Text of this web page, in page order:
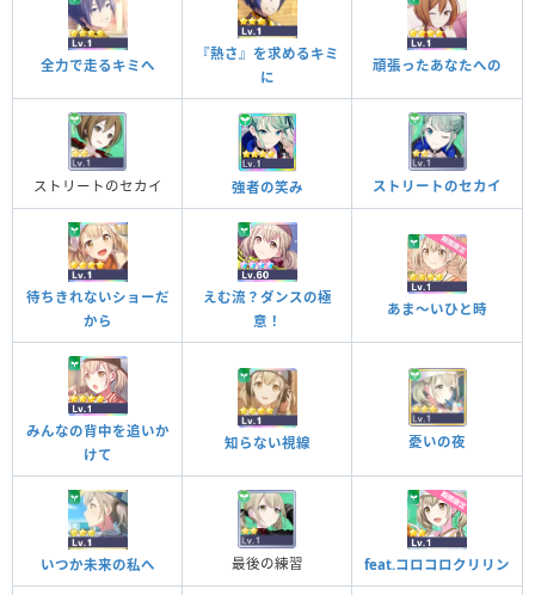
全力で走るキミへ
『熱さ』を求めるキミ
に
頑張ったあなたへの
ストリートのセカイ 強者の笑み ストリートのセカイ
待ちきれないショーだ
から
えむ流？ダンスの極
意！
あま～いひと時
みんなの背中を追いか
けて
知らない視線 憂いの夜
いつか未来の私へ 最後の練習 feat.コロコロクリリン